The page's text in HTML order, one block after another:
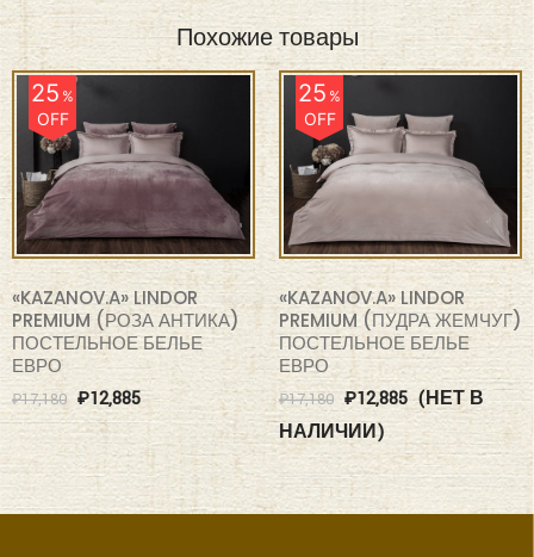
Похожие товары
25%
OFF
«KAZANOV.A» LINDOR
PREMIUM (РОЗА АНТИКА)
ПОСТЕЛЬНОЕ БЕЛЬЕ
ЕВРО
₽17,180 ₽12,885
25%
OFF
«KAZANOV.A» LINDOR
PREMIUM (ПУДРА ЖЕМЧУГ)
ПОСТЕЛЬНОЕ БЕЛЬЕ
ЕВРО
₽17,180 ₽12,885(НЕТ В
НАЛИЧИИ)